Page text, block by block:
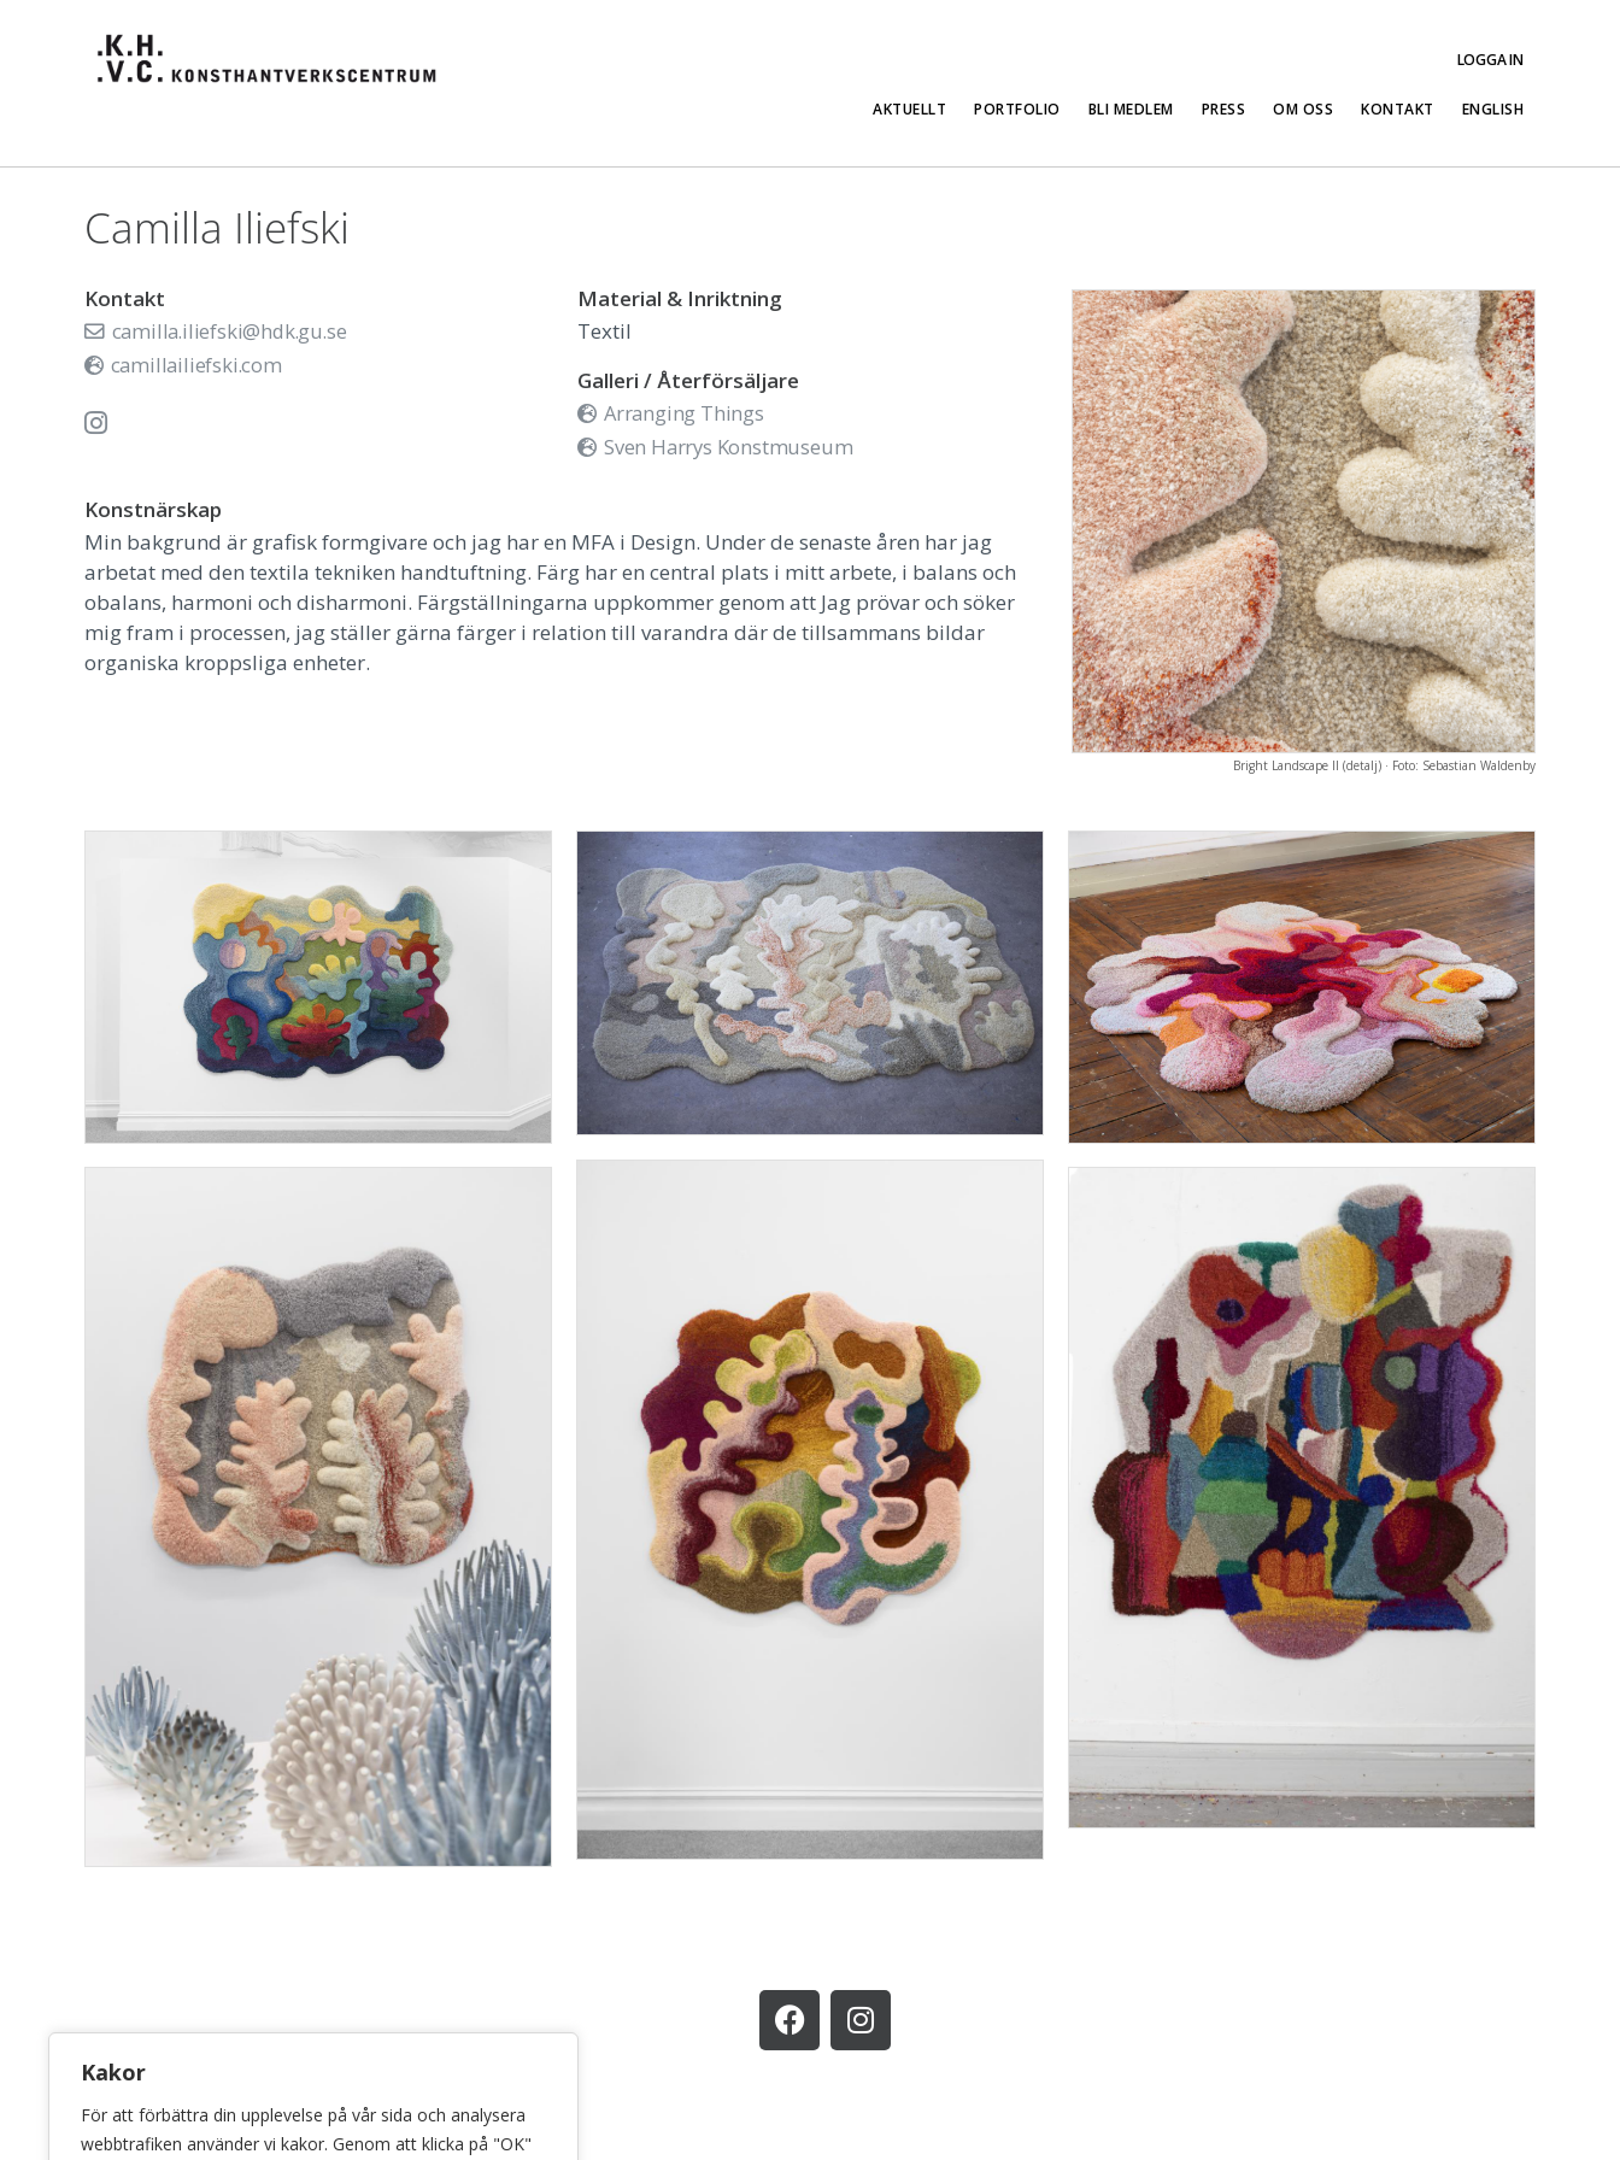
Kakor
För att förbättra din upplevelse på vår sida och analysera
webbtrafiken använder vi kakor. Genom att klicka på "OK"
LOGGA IN
AKTUELLT PORTFOLIO BLI MEDLEM PRESS OM OSS KONTAKT ENGLISH
Camilla Iliefski
Kontakt
camilla.iliefski@hdk.gu.se
camillailiefski.com
Material & Inriktning
Textil
Galleri / Återförsäljare
Arranging Things
Sven Harrys Konstmuseum
Konstnärskap
Min bakgrund är grafisk formgivare och jag har en MFA i Design. Under de senaste åren har jag
arbetat med den textila tekniken handtuftning. Färg har en central plats i mitt arbete, i balans och
obalans, harmoni och disharmoni. Färgställningarna uppkommer genom att Jag prövar och söker
mig fram i processen, jag ställer gärna färger i relation till varandra där de tillsammans bildar
organiska kroppsliga enheter.
Bright Landscape II (detalj) · Foto: Sebastian Waldenby
KONSTHANTVERKSCENTRUM
Bellmansgatan 5 • 118 20 Stockholm
info@konsthantverkscentrum.se